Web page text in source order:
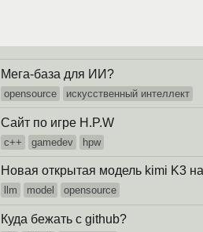
Мега-база для ИИ?
opensource искусственный интеллект
Сайт по игре H.P.W
c++ gamedev hpw
Новая открытая модель kimi K3
llm model opensource
Куда бежать с github?